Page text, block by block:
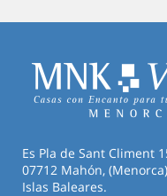
Es Pla de Sant Climent
07712 Mahón,
Islas Baleares.